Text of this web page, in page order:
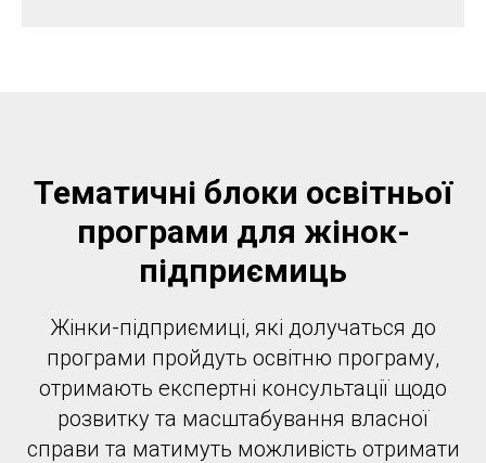
Тематичні блоки освітньої
програми для жінок-
підприємиць
Жінки-підприємиці, які долучаться до
програми пройдуть освітню програму,
отримають експертні консультації щодо
розвитку та масштабування власної
справи та матимуть можливість отримати